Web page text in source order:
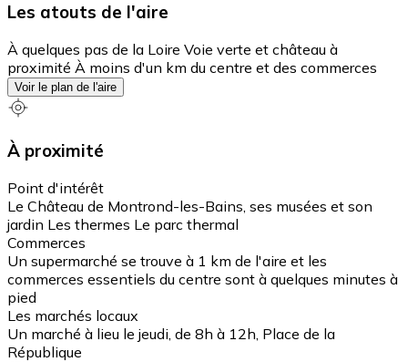
Les atouts de l'aire
À quelques pas de la Loire Voie verte et château à
proximité À moins d'un km du centre et des commerces
Voir le plan de l'aire
À proximité
Point d'intérêt
Le Château de Montrond-les-Bains, ses musées et son
jardin Les thermes Le parc thermal
Commerces
Un supermarché se trouve à 1 km de l'aire et les
commerces essentiels du centre sont à quelques minutes à
pied
Les marchés locaux
Un marché à lieu le jeudi, de 8h à 12h, Place de la
République